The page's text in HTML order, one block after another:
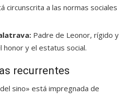
circunscrita a las normas sociales
Padre de Leonor, rígido y
honor y el estatus social.
recurrentes
sino» está impregnada de